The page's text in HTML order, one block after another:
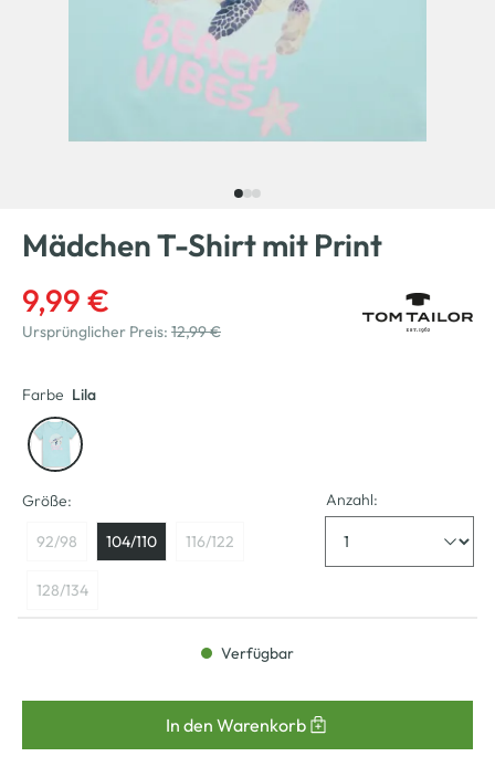
Mädchen T-Shirt mit Print
9,99 €
Ursprünglicher Preis: 12,99 €
Farbe Lila
Größe:
92/98 104/110 116/122
128/134
Anzahl:
Verfügbar
In den Warenkorb